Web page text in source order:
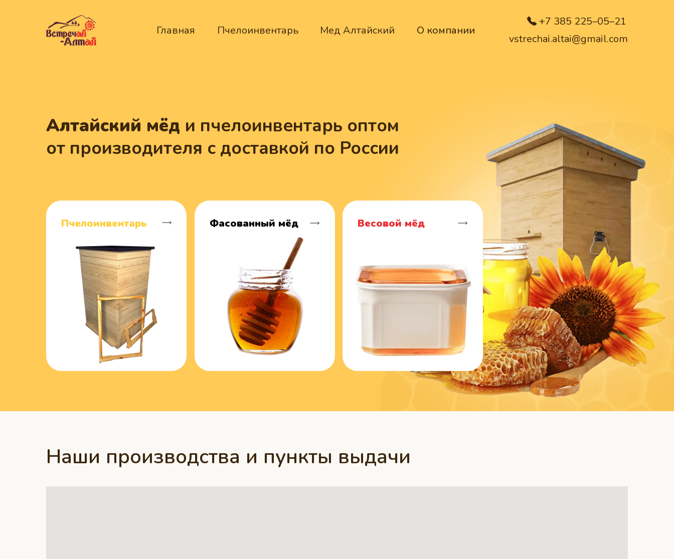
Главная Пчелоинвентарь Мед Алтайский О компании
+7 385 225–05–21
vstrechai.altai@gmail.com
Алтайский мёд и пчелоинвентарь оптом
от производителя с доставкой по России
Пчелоинвентарь Весовой мёд
Фасованный мёд
Наши производства и пункты выдачи